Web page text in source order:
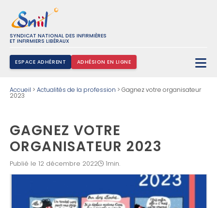
SYNDICAT NATIONAL DES INFIRMIÈRES
ET INFIRMIERS LIBÉRAUX
ESPACE ADHÉRENT ADHÉSION EN LIGNE
Accueil > Actualités de la profession > Gagnez votre organisateur
2023
GAGNEZ VOTRE
ORGANISATEUR 2023
Publié le 12 décembre 2022 1min.